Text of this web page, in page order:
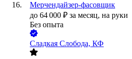
Мерчендайзер-фасовщик
до 64 000 ₽ за месяц, на руки
Без опыта
Сладкая Слобода, КФ